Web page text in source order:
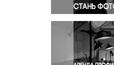
Религия
Светская
Спорт
Экология